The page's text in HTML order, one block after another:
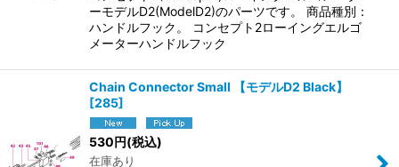
ーモデルD2(ModelD2)のパーツです。 商品種別：
ハンドルフック。 コンセプト2ローイングエルゴ
メーターハンドルフック
Chain Connector Small 【モデルD2 Black】
[285]
530円(税込)
在庫あり